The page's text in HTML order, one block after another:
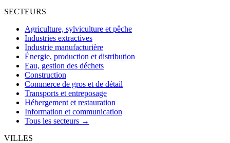
SECTEURS
Agriculture, sylviculture et pêche
Industries extractives
Industrie manufacturière
Énergie, production et distribution
Eau, gestion des déchets
Construction
Commerce de gros et de détail
Transports et entreposage
Hébergement et restauration
Information et communication
Tous les secteurs →
VILLES